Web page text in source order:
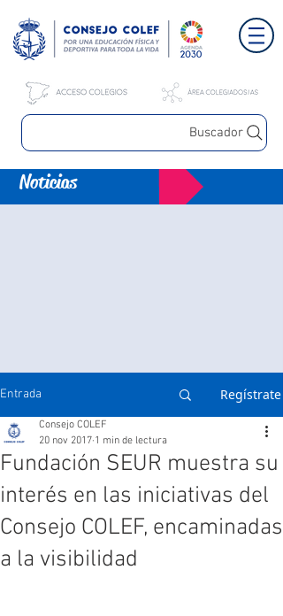
Buscador
Noticias
Entrada Regístrate
Fundación SEUR muestra su
interés en las iniciativas del
Consejo COLEF, encaminadas
a la visibilidad
Consejo COLEF
20 nov 2017 1 min de lectura